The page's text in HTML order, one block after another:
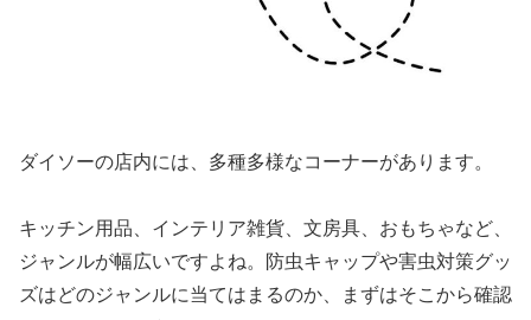
ダイソーの店内には、多種多様なコーナーがあります。
キッチン用品、インテリア雑貨、文房具、おもちゃなど、
ジャンルが幅広いですよね。防虫キャップや害虫対策グッ
ズはどのジャンルに当てはまるのか、まずはそこから確認